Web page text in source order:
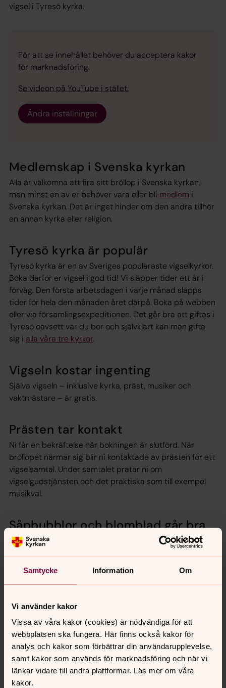
Samtycke Information Om
Vi använder kakor
Vissa av våra kakor (cookies) är nödvändiga för att
webbplatsen ska fungera. Här finns också kakor för
analys och kakor som förbättrar din användarupplevelse,
samt kakor som används för marknadsföring och när vi
länkar vidare till andra plattformar. Läs mer om våra
kakor.
vigsel i Tyresö kyrka.
För att se innehållet behöver du acceptera kakor
för marknadsföring.
Se videon på YouTube i stället.
Ändra inställningar
Medlemskap i Svenska kyrkan
Alla är välkomna att fira sitt bröllop i Svenska kyrkan,
men minst en av er behöver vara eller bli medlem i
Svenska kyrkan. Det är inget hinder om den andra tillhör
en annan kyrka eller religion.
Tyresö kyrka är populär
Tyresö kyrka är en av Sveriges populäraste vigselkyrkor.
Boka därför er vigsel i god tid! Vi släpper tider ett år i
förväg. Den första arbetsdagen i varje månad släpps
tider för hela den månaden året därpå. Boka på webben
eller via församlingsexpeditionen. Det går bra att giftas i
Tyresö oavsett var du bor och självklart kan man gifta
sig i alla våra tre kyrkor.
Vigseln kostar ingenting
Själva vigseln – inklusive kyrka, präst, musiker och
vaktmästare – är gratis.
Prästen tar kontakt
Ni får en bekräftelse när bokningen är slutförd. När
bröllopet närmar sig blir ni kontaktade av prästen för ett
vigselsamtal. Under samtalet pratar ni om
vigselgudstjänsten och det praktiska som till exempel
musikval.
Såpbubblor och blomblad går bra
Såpbubblor och blomblad går bra nedanför trappan,
dock inte inne i kyrkan. Ris och konfetti är inte tillåtet att
Församlingsexpeditionen
Har du frågor som gäller kyrkotillhörighet eller in-
och utträde ur Svenska kyrkan? Behöver du hjälp
med att boka tid för dop, vigsel, välsignelse eller
begravning? Vill du låna en dopklänning eller hyra
en lokal för dopkaffe? Då är du välkommen att